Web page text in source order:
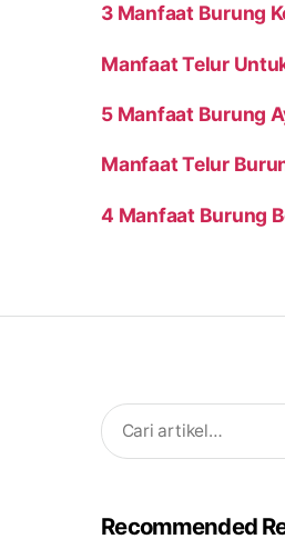
3 Manfaat Burung
Manfaat Telur
5 Manfaat Burung
Manfaat Telur
4 Manfaat Burung
Search
for:
Recommended